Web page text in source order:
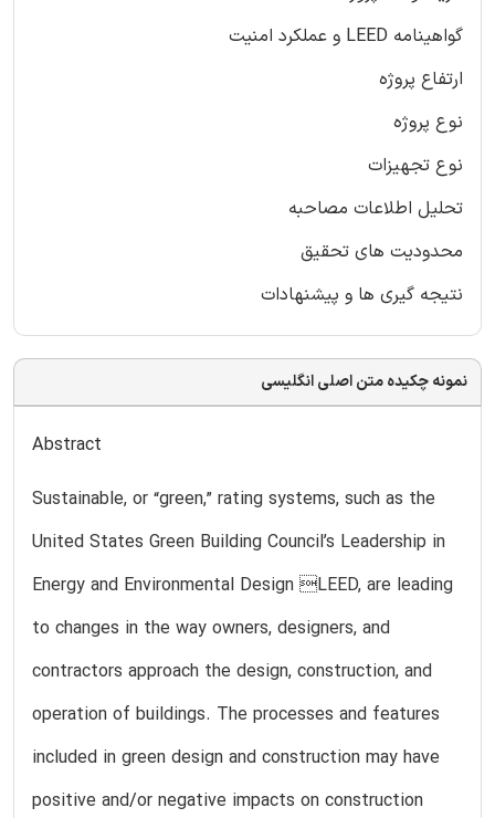
گواهینامه LEED و عملکرد امنیت
ارتفاع پروژه
نوع پروژه
نوع تجهیزات
تحلیل اطلاعات مصاحبه
محدودیت های تحقیق
نتیجه گیری ها و پیشنهادات
نمونه چکیده متن اصلی انگلیسی
Abstract
Sustainable, or “green,” rating systems, such as the
United States Green Building Council’s Leadership in
Energy and Environmental Design LEED, are leading
to changes in the way owners, designers, and
contractors approach the design, construction, and
operation of buildings. The processes and features
included in green design and construction may have
positive and/or negative impacts on construction